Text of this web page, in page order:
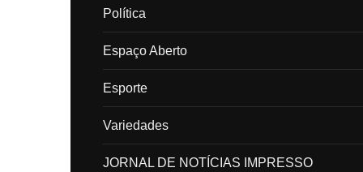
Política
Espaço Aberto
Esporte
Variedades
JORNAL DE NOTÍCIAS IMPRESSO